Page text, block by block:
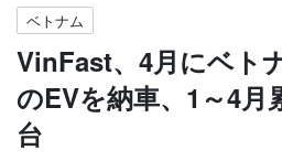
ベトナム
VinFast、4月にベト
のEVを納車、1～4月
台